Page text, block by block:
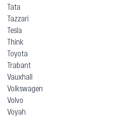
Tata
Tazzari
Tesla
Think
Toyota
Trabant
Vauxhall
Volkswagen
Volvo
Voyah